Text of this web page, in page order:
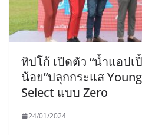
ทิปโก้ เปิดตัว “น้ำแอปเ
น้อย”ปลุกกระแส
Select แบบ Zero
24/01/2024